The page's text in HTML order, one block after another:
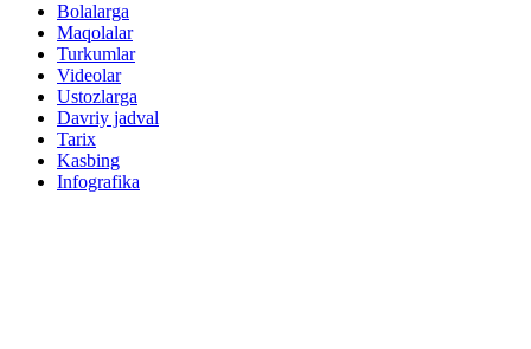
Bolalarga
Maqolalar
Turkumlar
Videolar
Ustozlarga
Davriy jadval
Tarix
Kasbing
Infografika